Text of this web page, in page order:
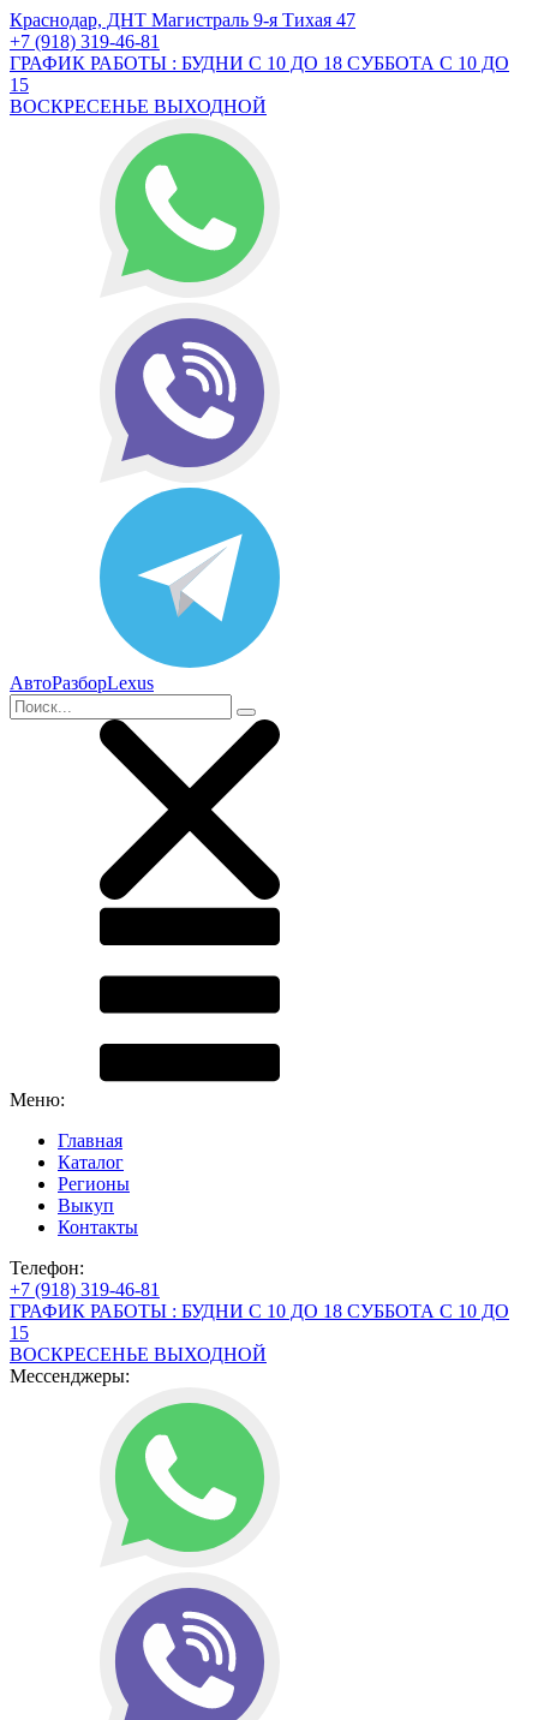
Краснодар, ДНТ Магистраль 9-я Тихая 47
+7 (918) 319-46-81
ГРАФИК РАБОТЫ : БУДНИ С 10 ДО 18 СУББОТА С 10 ДО
15
ВОСКРЕСЕНЬЕ ВЫХОДНОЙ
АвтоРазборLexus
Меню:
Главная
Каталог
Регионы
Выкуп
Контакты
Телефон:
+7 (918) 319-46-81
ГРАФИК РАБОТЫ : БУДНИ С 10 ДО 18 СУББОТА С 10 ДО
15
ВОСКРЕСЕНЬЕ ВЫХОДНОЙ
Мессенджеры: